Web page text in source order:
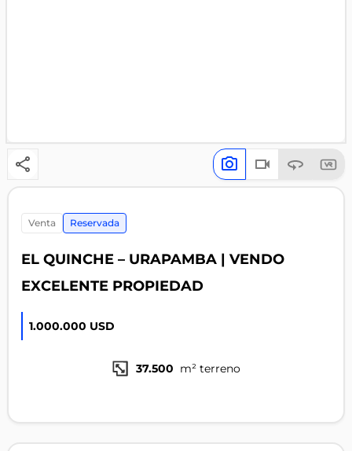
venta Reservada
EL QUINCHE – URAPAMBA | VENDO
EXCELENTE PROPIEDAD
1.000.000 USD
37.500 m² terreno